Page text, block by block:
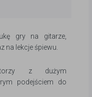
gry na gitarze,
na lekcje śpiewu.
z dużym
podejściem do